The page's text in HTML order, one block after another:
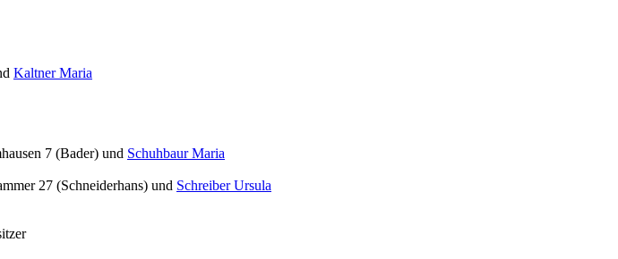
Kaltner Maria
7 (Bader) und Schuhbaur Maria
27 (Schneiderhans) und Schreiber Ursula